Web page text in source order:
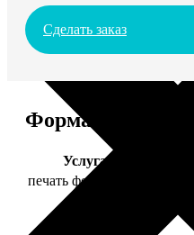
Сделать заказ
Форматы и цены
Услуга
печать фото 30х30